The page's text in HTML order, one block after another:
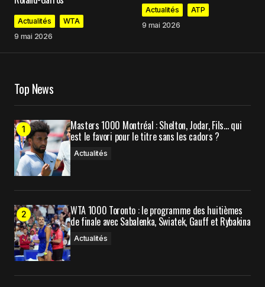
Enregistrer mon nom, mon e-mail et mon site
dans le navigateur pour mon prochain
commentaire.
Prévenez-moi de tous les nouveaux commentaires
par e-mail.
mail.
Actualités
WTA
9 mai 2026
Actualités
ATP
9 mai 2026
Top News
Masters 1000 Montréal : Shelton, Jodar, Fils… qui
est le favori pour le titre sans les cadors ?
Actualités
WTA 1000 Toronto : le programme des huitièmes
de finale avec Sabalenka, Swiatek, Gauff et Rybakina
Actualités